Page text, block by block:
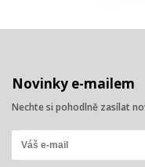
Novinky e-mailem
Nechte si pohodlně zasílat